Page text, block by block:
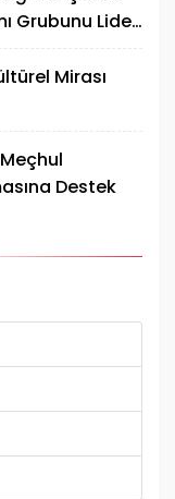
Grubunu Lider
Mirası
Destek